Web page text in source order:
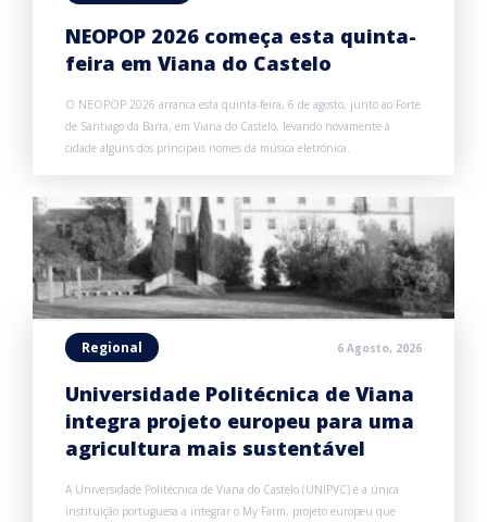
NEOPOP 2026 começa esta quinta-
feira em Viana do Castelo
O NEOPOP 2026 arranca esta quinta-feira, 6 de agosto, junto ao Forte
de Santiago da Barra, em Viana do Castelo, levando novamente à
cidade alguns dos principais nomes da música eletrónica.
Regional 6 Agosto, 2026
Universidade Politécnica de Viana
integra projeto europeu para uma
agricultura mais sustentável
A Universidade Politécnica de Viana do Castelo (UNIPVC) é a única
instituição portuguesa a integrar o My Farm, projeto europeu que